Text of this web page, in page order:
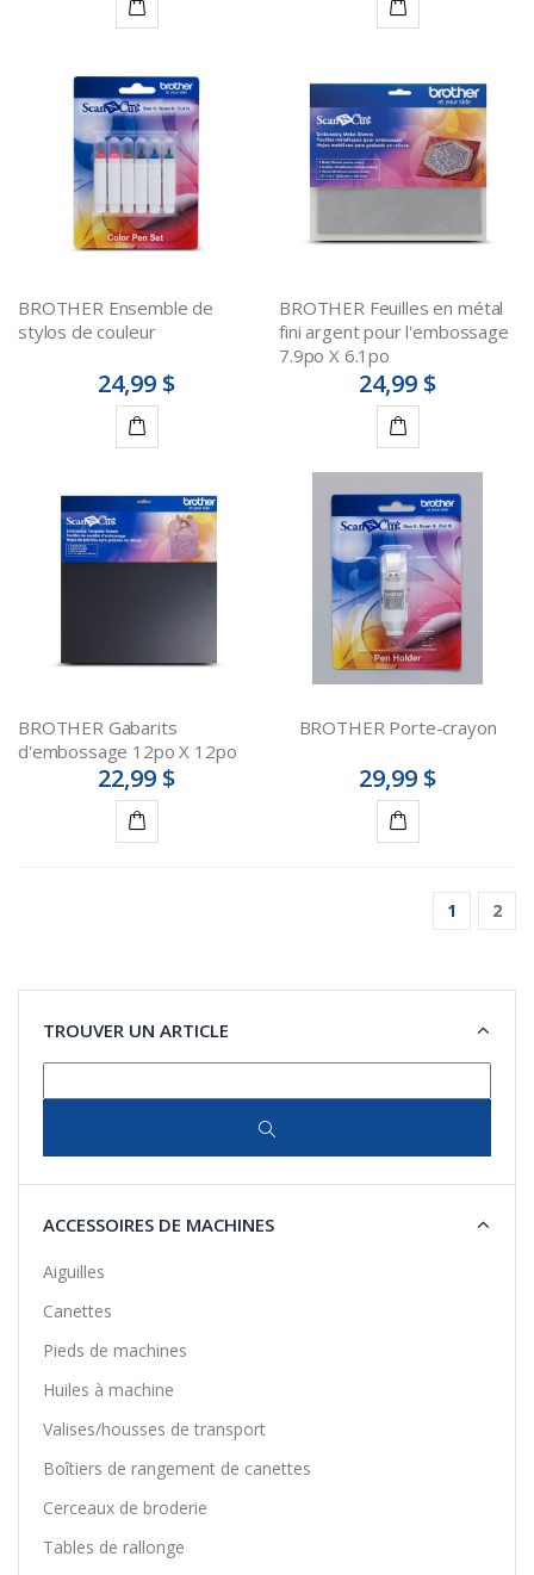
au
panier
au
panier
BROTHER Ensemble de
stylos de couleur
24,99 $
au
panier
BROTHER Feuilles en métal
fini argent pour l'embossage
7.9po X 6.1po
24,99 $
au
panier
BROTHER Gabarits
d'embossage 12po X 12po
22,99 $
BROTHER Porte-crayon
29,99 $
1 2
TROUVER UN ARTICLE
ACCESSOIRES DE MACHINES
Aiguilles
Canettes
Pieds de machines
Huiles à machine
Valises/housses de transport
Boîtiers de rangement de canettes
Cerceaux de broderie
Tables de rallonge